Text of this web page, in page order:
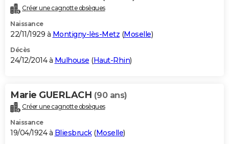
Créer une cagnotte obsèques
Naissance
22/11/1929 à Montigny-lès-Metz (Moselle)
Décès
24/12/2014 à Mulhouse (Haut-Rhin)
Marie GUERLACH (90 ans)
Créer une cagnotte obsèques
Naissance
19/04/1924 à Bliesbruck(Moselle)